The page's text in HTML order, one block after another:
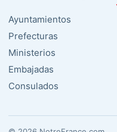
Ayuntamientos
Prefecturas
Ministerios
Embajadas
Consulados